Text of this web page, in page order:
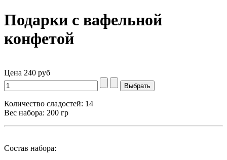
Подарки с вафельной
конфетой
Цена 240 руб
Количество сладостей: 14
Вес набора: 200 гр
Состав набора: